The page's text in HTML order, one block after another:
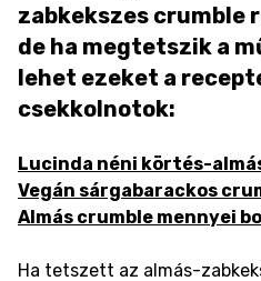
zabkekszes crumble
de ha megtetszik a
lehet ezeket a
csekkolnotok:
Lucinda néni körtés-
Vegán sárgabarackos
Almás crumble mennyei
Ha tetszett az almás-